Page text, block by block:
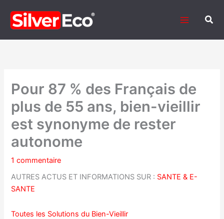
contenu
Pour 87 % des Français de
plus de 55 ans, bien-vieillir
est synonyme de rester
autonome
1 commentaire
AUTRES ACTUS ET INFORMATIONS SUR : SANTE & E-
SANTE
Toutes les Solutions du Bien-Vieillir